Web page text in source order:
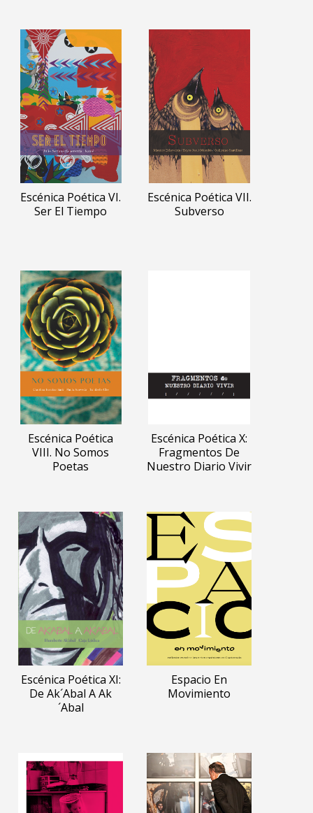
Escénica Poética VI.
Ser El Tiempo
Escénica Poética VII.
Subverso
Escénica Poética
VIII. No Somos
Poetas
Escénica Poética X:
Fragmentos De
Nuestro Diario Vivir
Escénica Poética XI:
De Ak´abal A Ak
´abal
Espacio En
Movimiento